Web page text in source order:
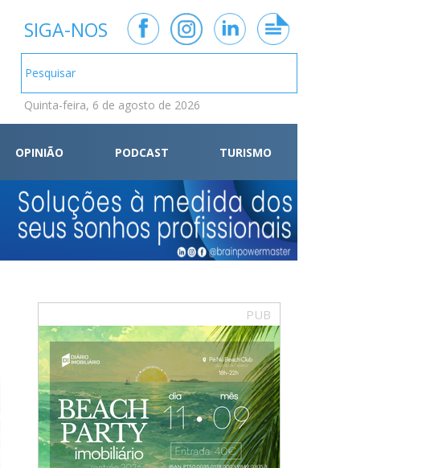
SIGA-NOS
Quinta-feira, 6 de agosto de 2026
OPINIÃO PODCAST TURISMO
PUB